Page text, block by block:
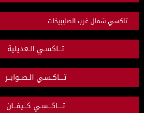
تاكسي شمال غرب الصليبيخات
تــاكسـي الـعديلية
تـــاكـسـي الـصــوابــر
تـــاكــسـي كــيفــان